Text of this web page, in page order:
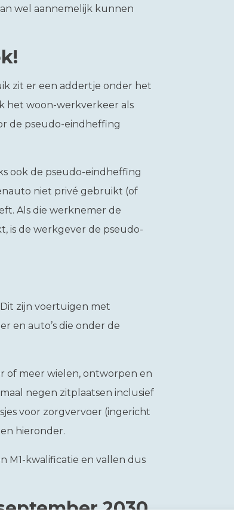
wel aannemelijk kunnen
zit er een addertje onder het
het woon-werkverkeer als
de pseudo-eindheffing
ook de pseudo-eindheffing
niet privé gebruikt (of
Als die werknemer de
is de werkgever de pseudo-
zijn voertuigen met
en auto’s die onder de
of meer wielen, ontworpen en
negen zitplaatsen inclusief
voor zorgvervoer (ingericht
hieronder.
M1-kwalificatie en vallen dus
2030